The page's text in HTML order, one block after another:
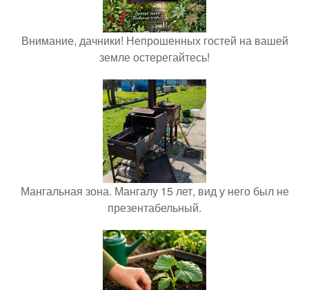
Внимание, дачники! Непрошенных гостей на вашей
земле остерегайтесь!
Мангальная зона. Мангалу 15 лет, вид у него был не
презентабельный.